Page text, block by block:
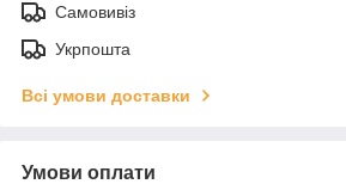
Самовивіз
Укрпошта
Всі умови доставки
Умови оплати